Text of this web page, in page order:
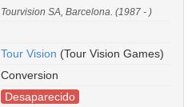
Tourvision SA, Barcelona. (1987 - )
Tour Vision (Tour Vision Games)
Conversion
Desaparecido